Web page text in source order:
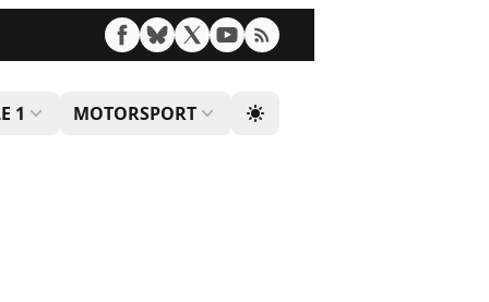
1 MOTORSPORT